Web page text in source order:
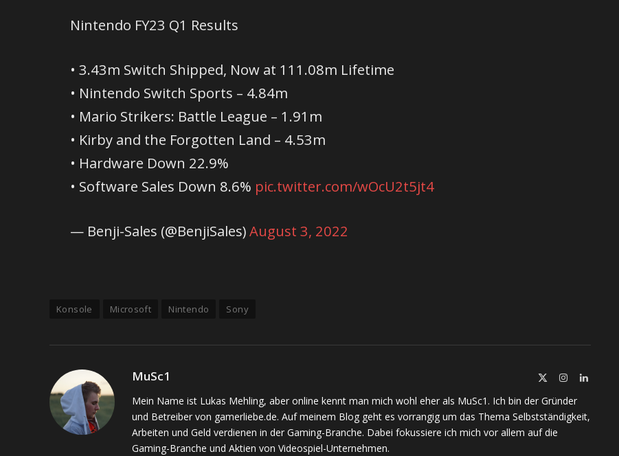
Nintendo FY23 Q1 Results
• 3.43m Switch Shipped, Now at 111.08m Lifetime
• Nintendo Switch Sports – 4.84m
• Mario Strikers: Battle League – 1.91m
• Kirby and the Forgotten Land – 4.53m
• Hardware Down 22.9%
• Software Sales Down 8.6% pic.twitter.com/wOcU2t5jt4
— Benji-Sales (@BenjiSales)August 3, 2022
Konsole Microsoft Nintendo Sony
MuSc1 InstagramLinkedIn
Mein Name ist Lukas Mehling, aber online kennt man mich wohl eher als MuSc1. Ich bin der Gründer
und Betreiber von gamerliebe.de. Auf meinem Blog geht es vorrangig um das Thema Selbstständigkeit,
Arbeiten und Geld verdienen in der Gaming-Branche. Dabei fokussiere ich mich vor allem auf die
Gaming-Branche und Aktien von Videospiel-Unternehmen.